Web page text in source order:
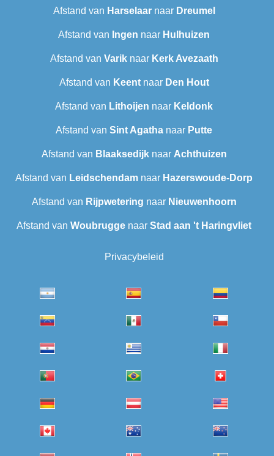
Afstand van Harselaarnaar Dreumel
Afstand van Ingen naar Hulhuizen
Afstand van Variknaar Kerk Avezaath
Afstand van Keentnaar Den Hout
Afstand van Lithoijen naar Keldonk
Afstand van Sint Agatha naar Putte
Afstand van Blaaksedijknaar Achthuizen
Afstand van Leidschendam naar Hazerswoude-Dorp
Afstand van Rijpwetering naar Nieuwenhoorn
Afstand van Woubrugge naar Stad aan 't Haringvliet
Privacybeleid